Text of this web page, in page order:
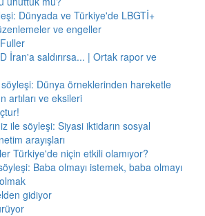
Dünyada ve Türkiye'de LBGTİ+
ve engeller
İran'a saldırırsa... | Ortak rapor ve
Dünya örneklerinden hareketle
artıları ve eksileri
ile söyleşi: Siyasi iktidarın sosyal
arayışları
Türkiye'de niçin etkili olamıyor?
Baba olmayı istemek, baba olmayı
gidiyor